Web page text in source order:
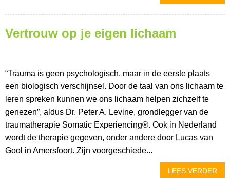
Vertrouw op je eigen lichaam
“Trauma is geen psychologisch, maar in de eerste plaats
een biologisch verschijnsel. Door de taal van ons lichaam te
leren spreken kunnen we ons lichaam helpen zichzelf te
genezen”, aldus Dr. Peter A. Levine, grondlegger van de
traumatherapie Somatic Experiencing®. Ook in Nederland
wordt de therapie gegeven, onder andere door Lucas van
Gool in Amersfoort. Zijn voorgeschiede...
LEES VERDER